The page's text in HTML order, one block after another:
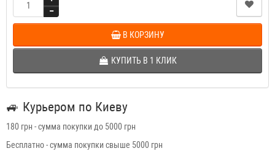
В КОРЗИНУ
КУПИТЬ В 1 КЛИК
🚙 Курьером по Киеву
180 грн - сумма покупки до 5000 грн
Бесплатно - сумма покупки свыше 5000 грн